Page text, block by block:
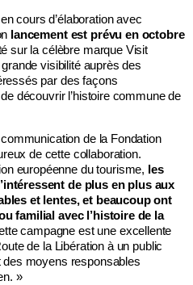
cours d’élaboration avec
lancement est prévu en octobre
sur la célèbre marque Visit
visibilité auprès des
par des façons
découvrir l’histoire commune de
de la Fondation
de cette collaboration.
européenne du tourisme, les
de plus en plus aux
et lentes, et beaucoup ont
familial avec l’histoire de la
campagne est une excellente
de la Libération à un public
des moyens responsables
»